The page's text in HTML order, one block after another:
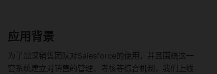
应用背景
为了加深销售团队对Salesforce的使用，并且围绕这一
套系统建立对销售的管理、考核等综合机制，我们上线